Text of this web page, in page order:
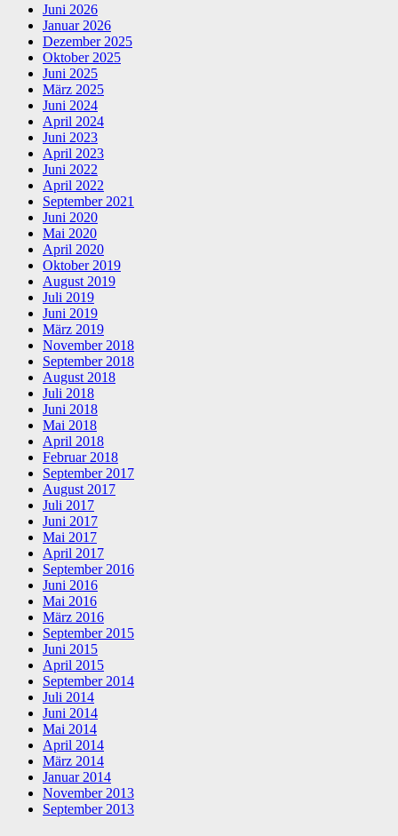
Juni 2026
Januar 2026
Dezember 2025
Oktober 2025
Juni 2025
März 2025
Juni 2024
April 2024
Juni 2023
April 2023
Juni 2022
April 2022
September 2021
Juni 2020
Mai 2020
April 2020
Oktober 2019
August 2019
Juli 2019
Juni 2019
März 2019
November 2018
September 2018
August 2018
Juli 2018
Juni 2018
Mai 2018
April 2018
Februar 2018
September 2017
August 2017
Juli 2017
Juni 2017
Mai 2017
April 2017
September 2016
Juni 2016
Mai 2016
März 2016
September 2015
Juni 2015
April 2015
September 2014
Juli 2014
Juni 2014
Mai 2014
April 2014
März 2014
Januar 2014
November 2013
September 2013